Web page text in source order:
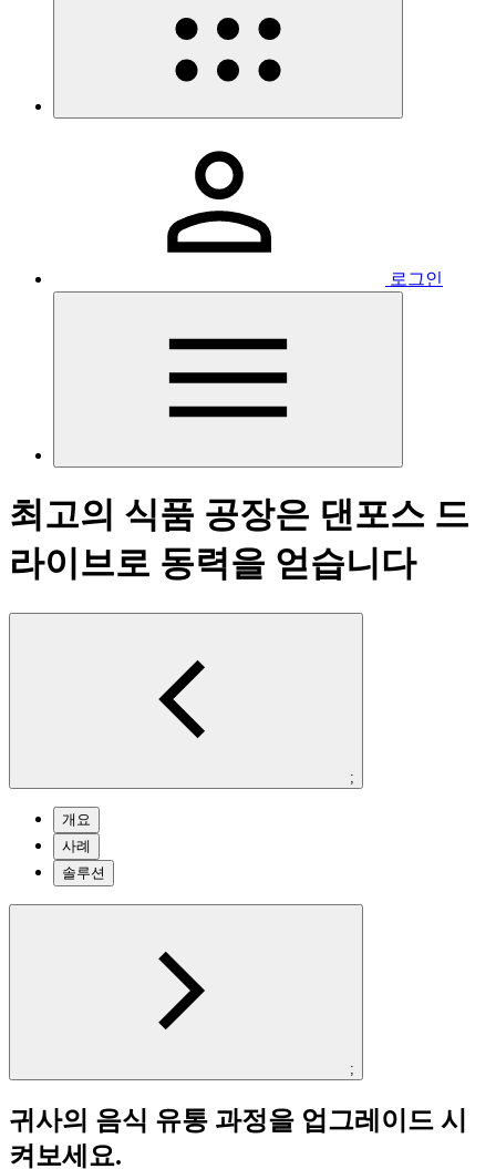
로그인
최고의 식품 공장은 댄포스 드
라이브로 동력을 얻습니다
;
개요
사례
솔루션
;
귀사의 음식 유통 과정을 업그레이드 시
켜보세요.